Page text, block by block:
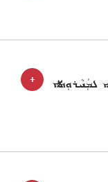
+
ܠܡܲܚܵܪܘܼܬܐ